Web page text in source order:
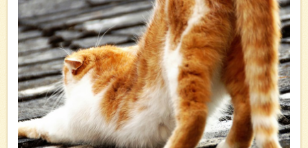
【腰トントン】猫のおしり
は気持ちいいの？